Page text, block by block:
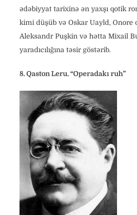
ədəbiyyat tarixinə ən yaxşı qotik
kimi düşüb və Oskar Uayld, Onore
Aleksandr Puşkin və hətta Mixail
yaradıcılığına təsir göstərib.
8. Qaston Leru. “Operadakı ruh”